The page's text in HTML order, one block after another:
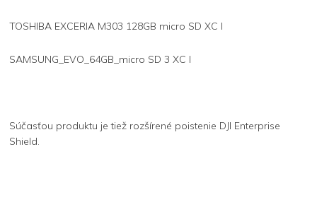
TOSHIBA EXCERIA M303 128GB micro SD XC I
SAMSUNG_EVO_64GB_micro SD 3 XC I
Súčasťou produktu je tiež rozšírené poistenie DJI Enterprise
Shield.